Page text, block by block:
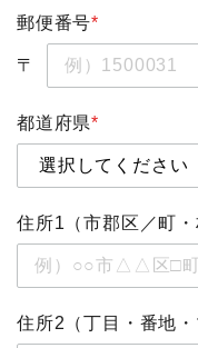
郵便番号*
〒
都道府県*
住所1（市郡区／町・
住所2（丁目・番地・